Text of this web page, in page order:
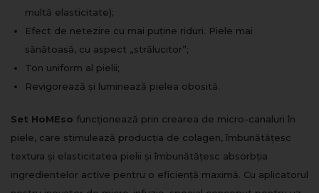
multă elasticitate);
Efect de netezire cu mai puține riduri. Piele mai
sănătoasă, cu aspect „strălucitor”;
Ton uniform al pielii;
Revigorează și luminează pielea obosită.
Set HoMEso funcționează prin crearea de micro-canaluri în
piele, care stimulează producția de colagen, îmbunătățesc
textura și elasticitatea pielii și îmbunătățesc absorbția
ingredientelor active pentru o eficiență maximă. Cu aplicatorul